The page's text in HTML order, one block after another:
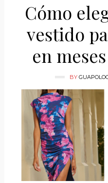
Cómo
vestido
en
BY